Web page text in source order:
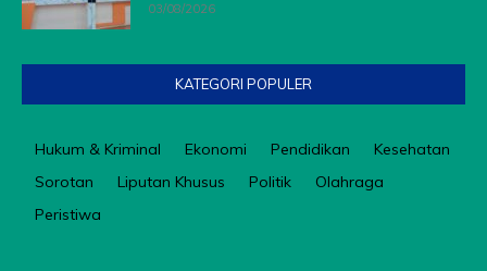
03/08/2026
KATEGORI POPULER
Hukum & Kriminal Ekonomi Pendidikan
Kesehatan
Sorotan
Liputan Khusus Politik
Olahraga
Peristiwa